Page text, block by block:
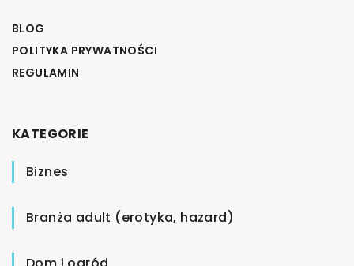
BLOG
POLITYKA PRYWATNOŚCI
REGULAMIN
KATEGORIE
Biznes
Branża adult (erotyka, hazard)